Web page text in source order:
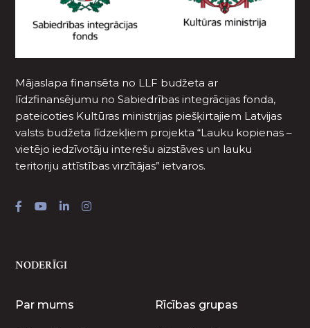
Mājaslapa finansēta no LLF budžeta ar
līdzfinansējumu no Sabiedrības integrācijas fonda,
pateicoties Kultūras ministrijas piešķirtajiem Latvijas
valsts budžeta līdzekļiem projekta “Lauku kopienas –
vietējo iedzīvotāju interešu aizstāves un lauku
teritoriju attīstības virzītājas” ietvaros.
NODERĪGI
Par mums Rīcības grupas